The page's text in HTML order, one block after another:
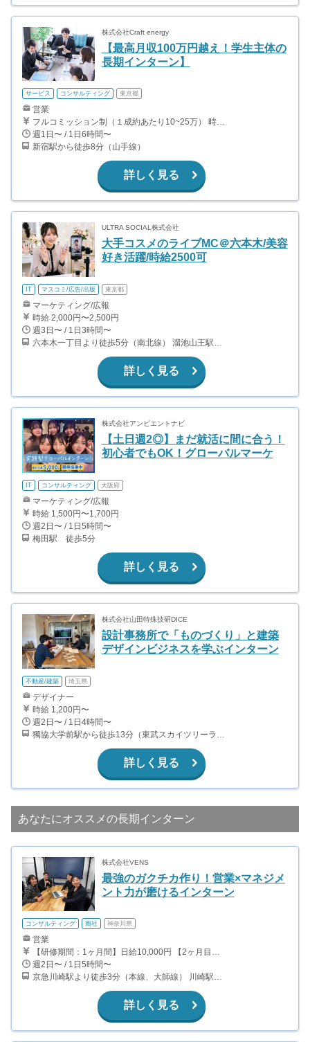
株式会社Craft energy
【最高月収100万円越え！学生主体の
長期インターン】
サービス コンサルティング 東京都
営業
フルコミッション制（１成約あたり10~25万） 時給換算で（2000円〜2500円）程度が目安となります。 月100万を稼ぐ学生多数在籍しています。 ■収入例 〇入社1か月目（早稲田大学2年生） 役職：アポインター 月間1契約×10万円＝10万円 ＋交通費 〇入社3か月目（明治大学2年生） 役職：アポインター 月間2契約×13万円＝26万円 ＋交通費 〇入社6か月目（慶應義塾大学3年生） 役職：アポインター 月間5契約×15万円＝75万円 ＋交通費 〇入社15か月目（東京大学3年生） 役職：クローザー 月間3契約×25万=75万円 ＋交通費 交通費支給あり
週1日〜 / 1日6時間〜
新宿駅から徒歩8分（山手線）
詳しく見る
ULTRA SOCIAL株式会社
大手コスメのライブMC＠六本木/美容
好き活躍/時給2500可
IT マスコミ/広告/出版 東京都
マーケティング/広報
時給 2,000円〜2,500円
週3日〜 / 1日3時間〜
六本木一丁目より徒歩5分（南北線） 溜池山王駅より徒歩10分（銀座線） 六本木駅より徒歩12分（日比谷線）
詳しく見る
株式会社アンビエントナビ
【土日週2◎】まだ就活に間に合う！
初心者でもOK！グローバルマーケ
IT コンサルティング 大阪府
マーケティング/広報
時給 1,500円〜1,700円
週2日〜 / 1日5時間〜
梅田駅 徒歩5分
詳しく見る
株式会社山田特殊技研DICE
設計事務所で「ものづくり」と建築
デザインビジネスを学ぶインターン
不動産/建築 埼玉県
デザイナー
時給 1,200円〜
週2日〜 / 1日4時間〜
詳しく見る
あなたにオススメの長期インターン
株式会社VENS
最強のガクチカ作り！営業×マネジメ
ント力が磨けるインターン
コンサルティング 商社 神奈川県
営業
【研修期間：1ヶ月間】日給10,000円 【2ヶ月目以降】成果報酬型 ・1件成約につき30,000〜50,000円 ・平均成約件数20件 ・実力や成績次第ではボーナスあり ・昇進制度により給料アップあり ＼学生でも高収入も可能！／ 学生インターンが月60万円以上稼いだ実績あり 頑張りが報酬と自信につながるインターンです！
週2日〜 / 1日5時間〜
京急川崎駅より徒歩3分（本線、大師線） 川崎駅より徒歩5分（上野東京ライン、京浜東北線、南武線、京急本線、ほか）
詳しく見る